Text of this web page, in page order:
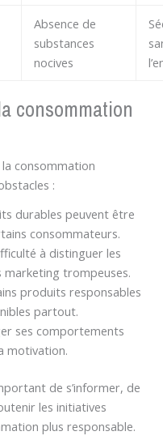
Absence de
substances
nocives
consommation
consommation
:
durables peuvent être
consommateurs.
à distinguer les
marketing trompeuses.
produits responsables
partout.
ses comportements
motivation.
de s’informer, de
les initiatives
plus responsable.